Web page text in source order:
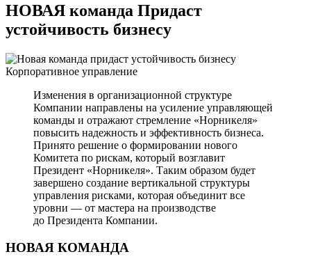
НОВАЯ команда Придаст
устойчивость бизнесу
Корпоративное управление
Изменения в организационной структуре
Компании направлены на усиление управляющей
команды и отражают стремление «Норникеля»
повысить надежность и эффективность бизнеса.
Принято решение о формировании нового
Комитета по рискам, который возглавит
Президент «Норникеля». Таким образом будет
завершено создание вертикальной структуры
управления рисками, которая объединит все
уровни — от мастера на производстве
до Президента Компании.
НОВАЯ КОМАНДА